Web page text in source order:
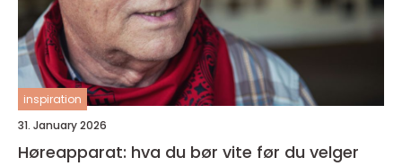
inspiration
31. January 2026
Høreapparat: hva du bør vite før du velger